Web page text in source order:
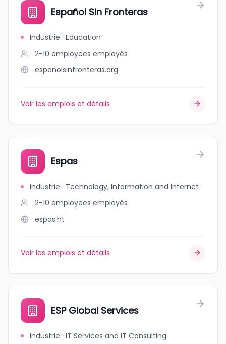
Español Sin Fronteras
Industrie: Education
2-10 employees employés
espanolsinfronteras.org
Voir les emplois et détails
Espas
Industrie: Technology, Information and Internet
2-10 employees employés
espas.ht
Voir les emplois et détails
ESP Global Services
Industrie: IT Services and IT Consulting